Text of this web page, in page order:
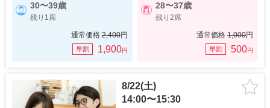
30〜39歳
残り1席
通常価格 2,400円
早割 1,900円
28〜37歳
残り2席
通常価格 1,000円
早割 500円
8/22(土)
14:00〜15:30